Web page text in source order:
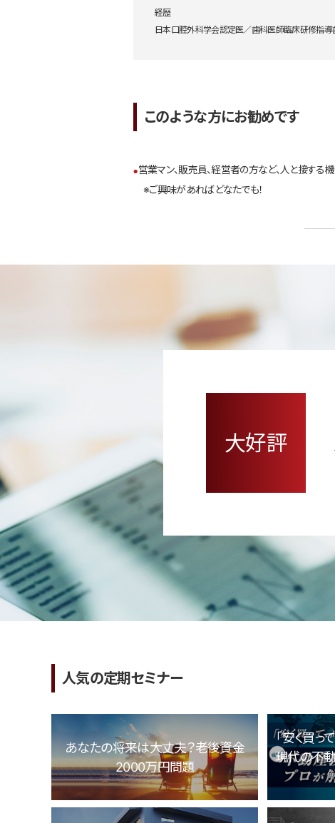
経歴
日本口腔外科学会認定医／歯科医師臨床研修指導
このような方にお勧めです
営業マン、販売員、経営者の方など、人と接する
※ご興味があればどなたでも！
大好評
人気の定期セミナー
あなたの将来は大丈夫？老後資金
2000万円問題
「安く買っ
現代の不